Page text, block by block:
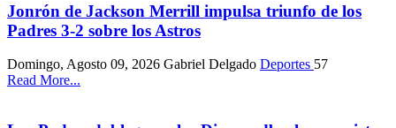
Jonrón de Jackson Merrill impulsa triunfo de los
Padres 3-2 sobre los Astros
Domingo, Agosto 09, 2026 Gabriel Delgado Deportes 57
Read More...